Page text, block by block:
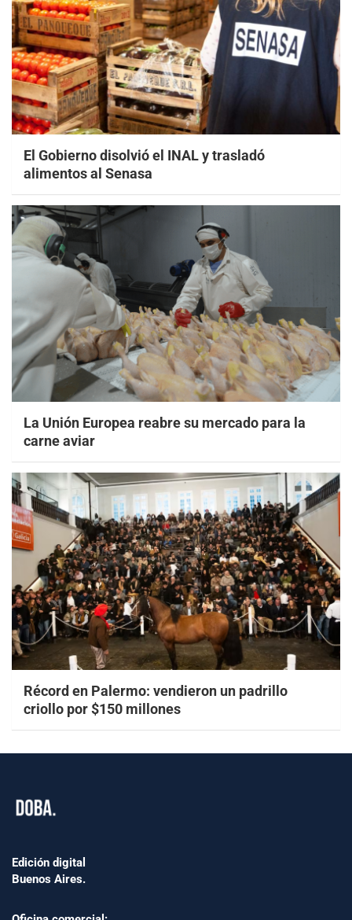
El Gobierno disolvió el INAL y trasladó
alimentos al Senasa
La Unión Europea reabre su mercado para la
carne aviar
Récord en Palermo: vendieron un padrillo
criollo por $150 millones
Edición digital
Buenos Aires.